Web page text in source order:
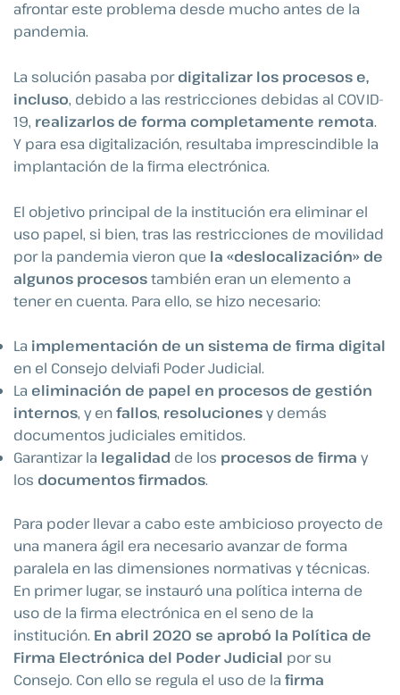
afrontar este problema desde mucho antes de la
pandemia.
La solución pasaba pordigitalizar los procesos e,
incluso, debido a las restricciones debidas al COVID-
19, realizarlos de forma completamente remota.
Y para esa digitalización, resultaba imprescindible la
implantación de la firma electrónica.
El objetivo principal de la institución era eliminar el
uso papel, si bien, tras las restricciones de movilidad
por la pandemia vieron que la «deslocalización» de
algunos procesostambién eran un elemento a
tener en cuenta. Para ello, se hizo necesario:
La implementación de un sistema de firma digital
en el Consejo delviafi Poder Judicial.
La eliminación de papel en procesos de gestión
internos, y enfallos, resolucionesy demás
documentos judiciales emitidos.
Garantizar la legalidad de los procesos de firma y
los documentos firmados.
Para poder llevar a cabo este ambicioso proyecto de
una manera ágil era necesario avanzar de forma
paralela en las dimensiones normativas y técnicas.
En primer lugar, se instauró una política interna de
uso de la firma electrónica en el seno de la
institución. En abril 2020 se aprobó la Política de
Firma Electrónica del Poder Judicial por su
Consejo. Con ello se regula el uso de la firma